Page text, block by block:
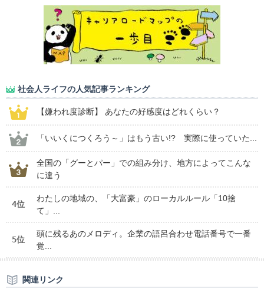
社会人ライフの人気記事ランキング
【嫌われ度診断】 あなたの好感度はどれくらい？
「いいくにつくろう～」はもう古い!? 実際に使っていた...
全国の「グーとパー」での組み分け、地方によってこんな
に違う
4位
わたしの地域の、「大富豪」のローカルルール「10捨
て」...
5位
頭に残るあのメロディ。企業の語呂合わせ電話番号で一番
覚...
関連リンク